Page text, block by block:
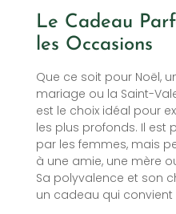
Le Cadeau
les Occasions
Que ce soit pour Noël,
mariage ou la Saint-
est le choix idéal pour
les plus profonds. Il est
par les femmes, mais
à une amie, une mère
Sa polyvalence et son
un cadeau qui